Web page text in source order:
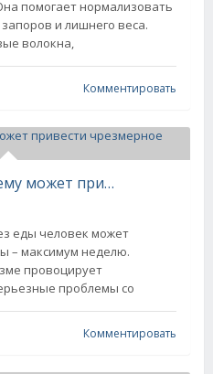
помогает нормализовать
и лишнего веса.
волокна,
Комментировать
Гипергидратация: к чему может привести чрезмерное потребление воды
еды человек может
– максимум неделю.
провоцирует
проблемы со
Комментировать